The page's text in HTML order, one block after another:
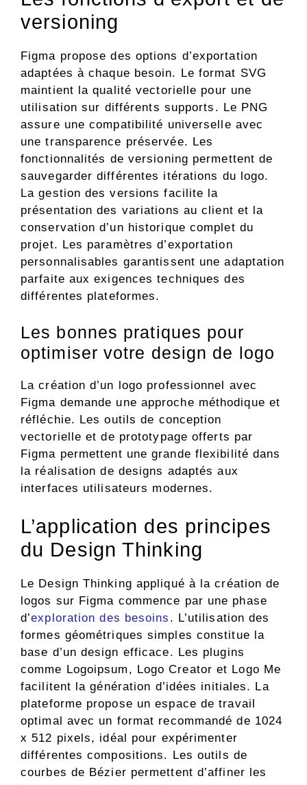
versioning
Figma propose des options d’exportation
adaptées à chaque besoin. Le format SVG
maintient la qualité vectorielle pour une
utilisation sur différents supports. Le PNG
assure une compatibilité universelle avec
une transparence préservée. Les
fonctionnalités de versioning permettent de
sauvegarder différentes itérations du logo.
La gestion des versions facilite la
présentation des variations au client et la
conservation d’un historique complet du
projet. Les paramètres d’exportation
personnalisables garantissent une adaptation
parfaite aux exigences techniques des
différentes plateformes.
Les bonnes pratiques pour
optimiser votre design de logo
La création d’un logo professionnel avec
Figma demande une approche méthodique et
réfléchie. Les outils de conception
vectorielle et de prototypage offerts par
Figma permettent une grande flexibilité dans
la réalisation de designs adaptés aux
interfaces utilisateurs modernes.
L’application des principes
du Design Thinking
Le Design Thinking appliqué à la création de
logos sur Figma commence par une phase
d’exploration des besoins . L’utilisation des
formes géométriques simples constitue la
base d’un design efficace. Les plugins
comme Logoipsum, Logo Creator et Logo Me
facilitent la génération d’idées initiales. La
plateforme propose un espace de travail
optimal avec un format recommandé de 1024
x 512 pixels, idéal pour expérimenter
différentes compositions. Les outils de
courbes de Bézier permettent d’affiner les